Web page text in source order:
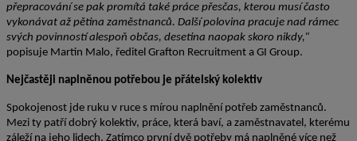
přepracování se pak promítá také práce přesčas, kterou musí často
vykonávat až pětina zaměstnanců. Další polovina pracuje nad rámec
svých povinností alespoň občas, desetina naopak skoro nikdy,“
popisuje Martin Malo, ředitel Grafton Recruitment a GI Group.
Nejčastěji naplněnou potřebou je přátelský kolektiv
Spokojenost jde ruku v ruce s mírou naplnění potřeb zaměstnanců.
Mezi ty patří dobrý kolektiv, práce, která baví, a zaměstnavatel, kterému
záleží na jeho lidech. Zatímco první dvě potřeby má naplněné více než